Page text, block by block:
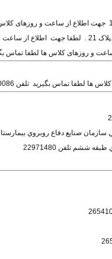
روزهای کلاس ها لطفا تماس بگیرید
لطفا تماس بگیرید تلفن 22420086
صنايع دفاع روبروي بيمارستان
تلفن 22971480